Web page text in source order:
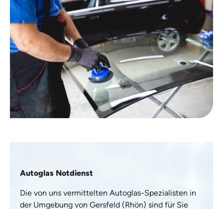
Autoglas Notdienst
Die von uns vermittelten Autoglas-Spezialisten in
der Umgebung von Gersfeld (Rhön) sind für Sie